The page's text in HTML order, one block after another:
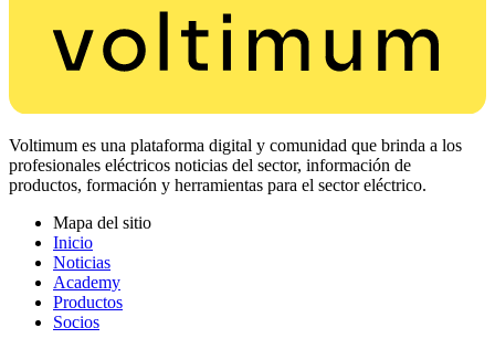
Voltimum es una plataforma digital y comunidad que brinda a los
profesionales eléctricos noticias del sector, información de
productos, formación y herramientas para el sector eléctrico.
Mapa del sitio
Inicio
Noticias
Academy
Productos
Socios